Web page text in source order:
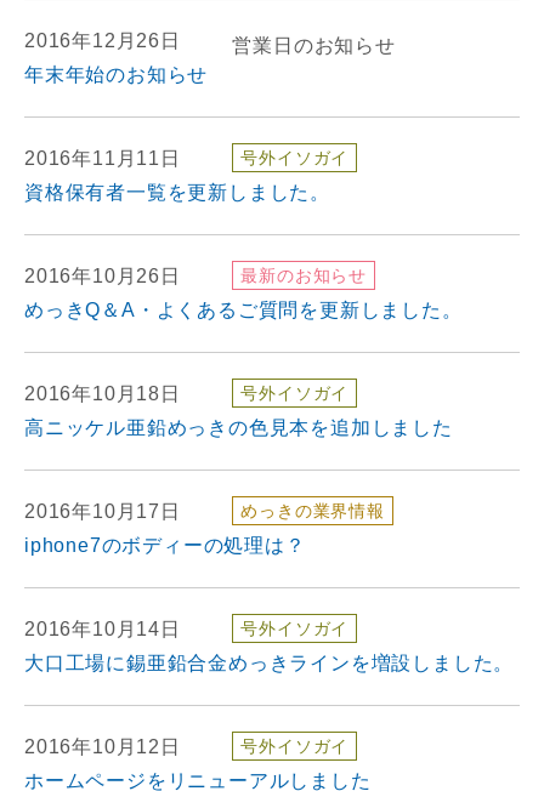
2016年12月26日
年末年始のお知らせ
営業日のお知らせ
2016年11月11日
資格保有者一覧を更新しました。
号外イソガイ
2016年10月26日
めっきQ＆A・よくあるご質問を更新しました。
最新のお知らせ
2016年10月18日
高ニッケル亜鉛めっきの色見本を追加しました
号外イソガイ
2016年10月17日
iphone7のボディーの処理は？
めっきの業界情報
2016年10月14日
大口工場に錫亜鉛合金めっきラインを増設しました。
号外イソガイ
2016年10月12日
ホームページをリニューアルしました
号外イソガイ